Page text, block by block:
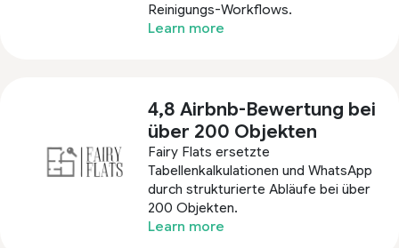
Reinigungs-Workflows.
Learn more
4,8 Airbnb-Bewertung bei
über 200 Objekten
Fairy Flats ersetzte
Tabellenkalkulationen und WhatsApp
durch strukturierte Abläufe bei über
200 Objekten.
Learn more